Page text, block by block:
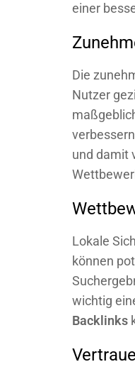
einer
Die
Nutzer
und damit
Lokale
können
wichtig
Backlinks